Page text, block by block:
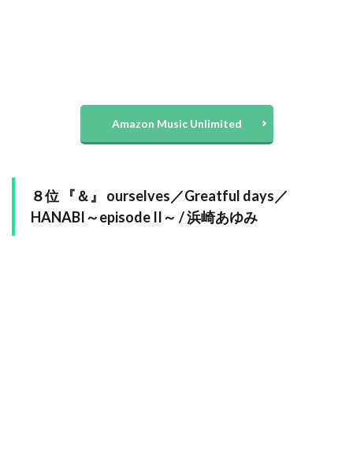
Amazon Music Unlimited
８位 『＆』 ourselves／Greatful days／
HANABI～episode II～ / 浜崎あゆみ